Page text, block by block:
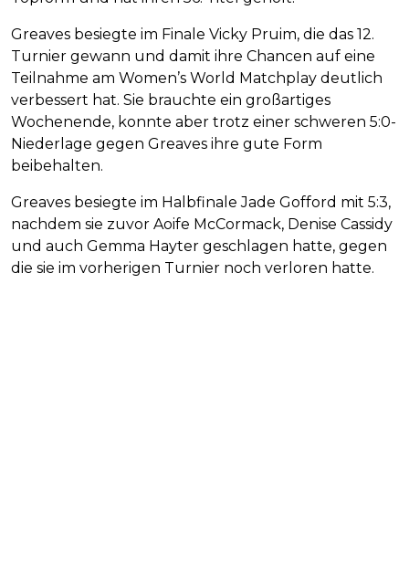
Greaves besiegte im Finale Vicky Pruim, die das 12.
Turnier gewann und damit ihre Chancen auf eine
Teilnahme am Women’s World Matchplay deutlich
verbessert hat. Sie brauchte ein großartiges
Wochenende, konnte aber trotz einer schweren 5:0-
Niederlage gegen Greaves ihre gute Form
beibehalten.
Greaves besiegte im Halbfinale Jade Gofford mit 5:3,
nachdem sie zuvor Aoife McCormack, Denise Cassidy
und auch Gemma Hayter geschlagen hatte, gegen
die sie im vorherigen Turnier noch verloren hatte.